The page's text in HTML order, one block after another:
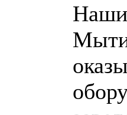
Наши